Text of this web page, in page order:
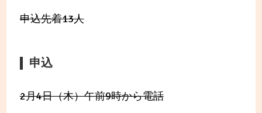
申込先着13人
申込
2月4日（木）午前9時から電話